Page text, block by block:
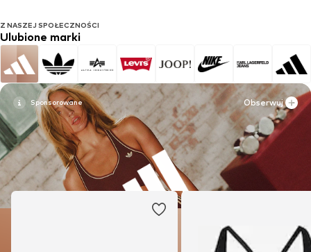
Z NASZEJ SPOŁECZNOŚCI
Ulubione marki
Obserwuj
Obserwuj